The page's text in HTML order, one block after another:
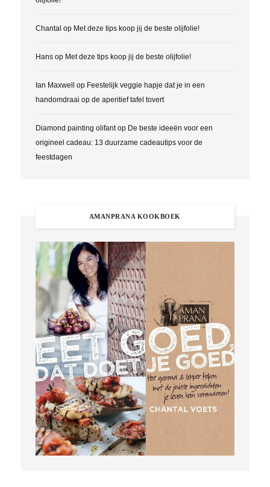
Chantal op Met deze tips koop jij de beste olijfolie!
Hansop Met deze tips koop jij de beste olijfolie!
Ian Maxwell op Feestelijk veggie hapje dat je in een
handomdraai op de aperitief tafel tovert
Diamond painting olifantop De beste ideeën voor een
origineel cadeau: 13 duurzame cadeautips voor de
feestdagen
AMANPRANA KOOKBOEK